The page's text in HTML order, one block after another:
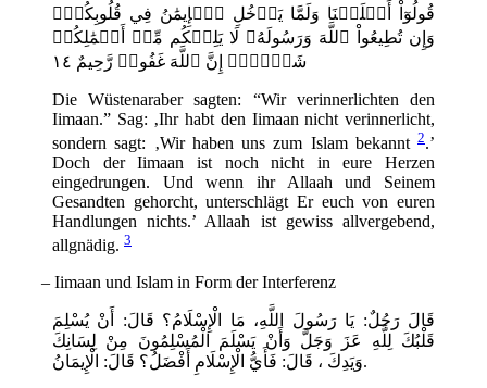
قُولُوٓاْ أَسۡلَمۡنَا وَلَمَّا يَدۡخُلِ ٱلۡإِيمَٰنُ فِي قُلُوبِكُمۡۖ
وَإِن تُطِيعُواْ ٱللَّهَ وَرَسُولَهُۥ لَا يَلِتۡكُم مِّنۡ أَعۡمَٰلِكُمۡ
شَيۡ‍ًٔاۚ إِنَّ ٱللَّهَ غَفُورٞ رَّحِيمٌ ١٤
Die Wüstenaraber sagten: “Wir verinnerlichten den
Iimaan.” Sag: ‚Ihr habt den Iimaan nicht verinnerlicht,
sondern sagt: ‚Wir haben uns zum Islam bekannt 2.’
Doch der Iimaan ist noch nicht in eure Herzen
eingedrungen. Und wenn ihr Allaah und Seinem
Gesandten gehorcht, unterschlägt Er euch von euren
Handlungen nichts.’ Allaah ist gewiss allvergebend,
allgnädig. 3
– Iimaan und Islam in Form der Interferenz
قَالَ رَجُلٌ: يَا رَسُولَ اللَّهِ، مَا الْإِسْلَامُ؟ قَالَ: أَنْ يُسْلِمَ
قَلْبُكَ لِلَّهِ عَزَ وَجَلَّ وَأَنْ يَسْلَمَ الْمُسْلِمُونَ مِنْ لِسَانِكَ
وَيَدِكَ ، قَالَ: فَأَيُّ الْإِسْلَامِ أَفْضَلُ؟ قَالَ: الْإِيمَانُ.